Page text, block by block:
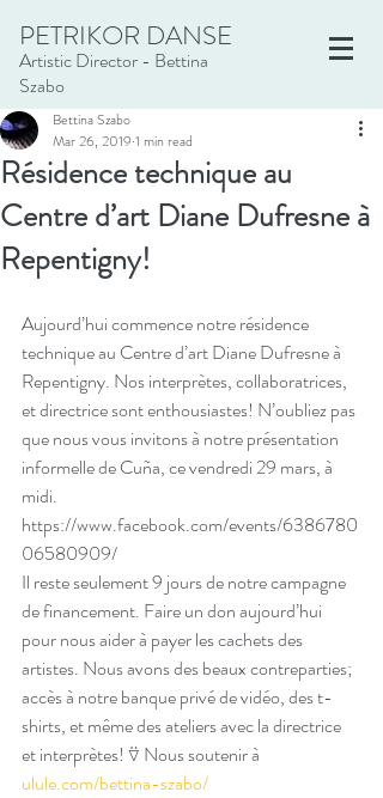
PETRIKOR DANSE
Artistic Director - Bettina
Szabo
Résidence technique au
Centre d’art Diane Dufresne à
Repentigny!
Bettina Szabo
Mar 26, 2019 1 min read
Aujourd’hui commence notre résidence
technique au Centre d’art Diane Dufresne à
Repentigny. Nos interprètes, collaboratrices,
et directrice sont enthousiastes! N’oubliez pas
que nous vous invitons à notre présentation
informelle de Cuña, ce vendredi 29 mars, à
midi.
https://www.facebook.com/events/6386780
06580909/
Il reste seulement 9 jours de notre campagne
de financement. Faire un don aujourd’hui
pour nous aider à payer les cachets des
artistes. Nous avons des beaux contreparties;
accès à notre banque privé de vidéo, des t-
shirts, et même des ateliers avec la directrice
et interprètes! ⍢ Nous soutenir à
ulule.com/bettina-szabo/